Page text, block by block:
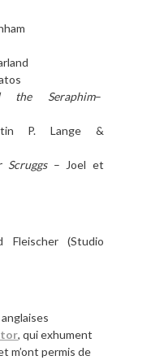
the Seraphim–
P. Lange &
– Joel et
Fleischer (Studio
, qui exhument
m’ont permis de